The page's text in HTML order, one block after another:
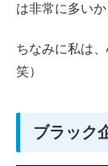
は非常に多いか
ちなみに私は
笑）
ブラック